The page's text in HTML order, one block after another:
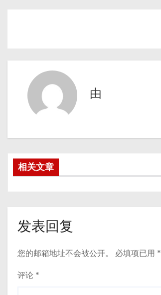
由
相关文章
发表回复
您的邮箱地址不会被公开。 必填项已用 *
评论 *